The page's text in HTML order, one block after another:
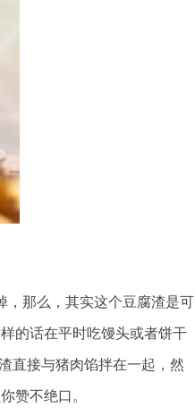
，那么，其实这个豆腐渣是可
的话在平时吃馒头或者饼干
直接与猪肉馅拌在一起，然
赞不绝口。